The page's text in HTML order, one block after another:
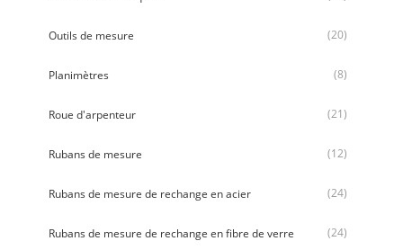
Outils de mesure (20)
Planimètres (8)
Roue d'arpenteur (21)
Rubans de mesure (12)
Rubans de mesure de rechange en acier (24)
Rubans de mesure de rechange en fibre de verre (24)